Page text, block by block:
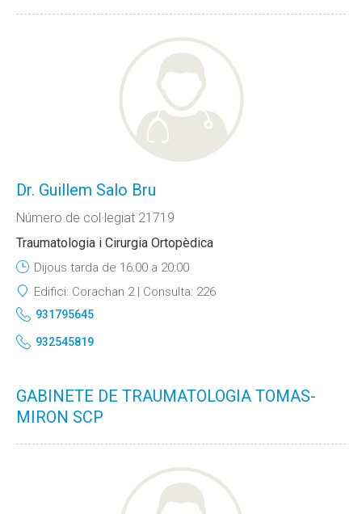
Dr. Guillem Salo Bru
Número de col·legiat 21719
Traumatologia i Cirurgia Ortopèdica
Dijous tarda de 16:00 a 20:00
Edifici: Corachan 2 Consulta: 226
931795645
932545819
GABINETE DE TRAUMATOLOGIA TOMAS-
MIRON SCP